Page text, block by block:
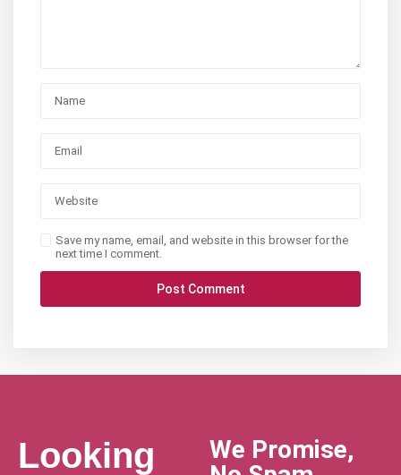
Save my name, email, and website in this browser for the
next time I comment.
Looking
We Promise,